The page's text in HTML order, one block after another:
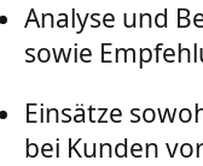
Analyse und
sowie
Einsätze
bei Kunden